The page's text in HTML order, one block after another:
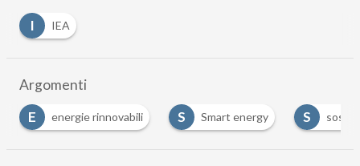
I
IEA
Argomenti
energie rinnovabili S Smart energy S sostenibilità